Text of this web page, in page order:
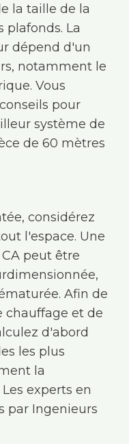
la taille de la
plafonds. La
dépend d'un
notamment le
Vous
pour
système de
de 60 mètres
considérez
l'espace. Une
peut être
Afin de
chauffage et de
d'abord
les plus
la
experts en
par Ingenieurs